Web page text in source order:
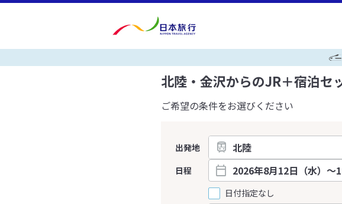
北陸・金沢からのJR＋宿泊セ
ご希望の条件をお選びください
出発地
日程
日付指定なし